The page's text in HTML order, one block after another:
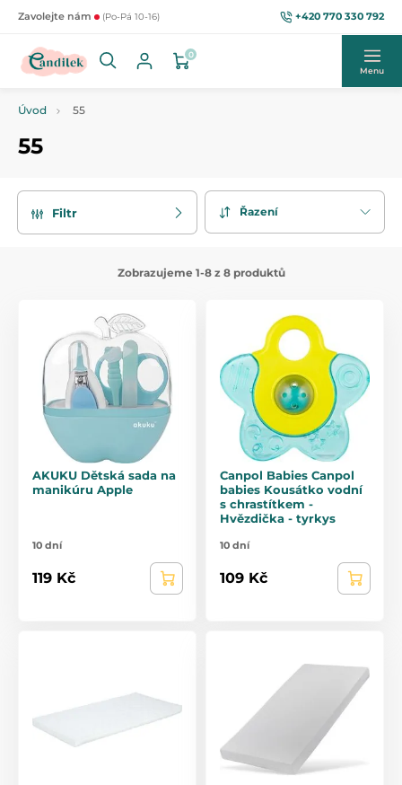
Zavolejte nám (Po-Pá 10-16) +420 770 330 792
0
Menu
Úvod 55
55
Filtr Řazení
Zobrazujeme 1-8 z 8 produktů
AKUKU Dětská sada na
manikúru Apple
10 dní
119 Kč
Canpol Babies Canpol
babies Kousátko vodní
s chrastítkem -
Hvězdička - tyrkys
10 dní
109 Kč